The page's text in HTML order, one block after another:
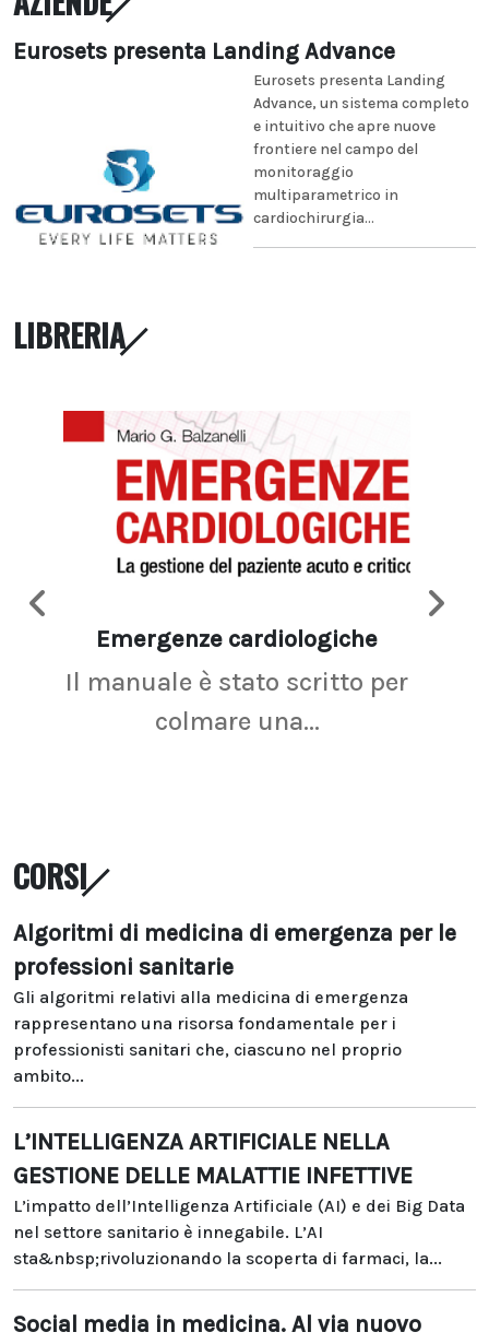
Eurosets presenta Landing Advance
Eurosets presenta Landing
Advance, un sistema completo
e intuitivo che apre nuove
frontiere nel campo del
monitoraggio
multiparametrico in
cardiochirurgia...
LIBRERIA
Emergenze cardiologiche
Il manuale è stato scritto per
colmare una...
CORSI
Algoritmi di medicina di emergenza per le
professioni sanitarie
Gli algoritmi relativi alla medicina di emergenza
rappresentano una risorsa fondamentale per i
professionisti sanitari che, ciascuno nel proprio
ambito...
L’INTELLIGENZA ARTIFICIALE NELLA
GESTIONE DELLE MALATTIE INFETTIVE
L’impatto dell’Intelligenza Artificiale (AI) e dei Big Data
nel settore sanitario è innegabile. L’AI
sta&nbsp;rivoluzionando la scoperta di farmaci, la...
Social media in medicina. Al via nuovo